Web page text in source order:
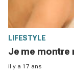
LIFESTYLE
Je me montre
il y a 17 ans